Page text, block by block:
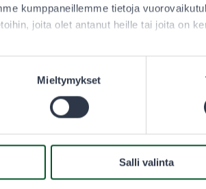
kumppaneillemme tietoja
joita olet antanut heille tai joita on
Mieltymykset
Salli valinta